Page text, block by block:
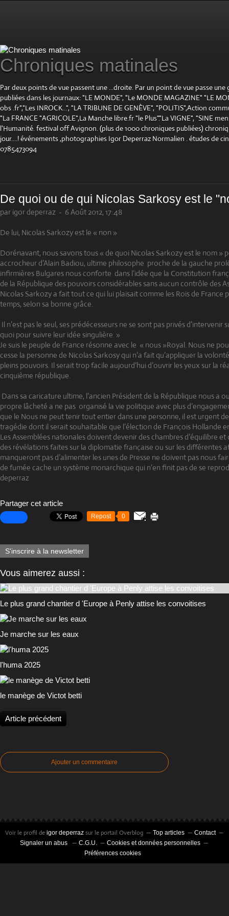
Chroniques matinales
Par deux points de vue passent une ...droite. Par un point de vue passe
publiées dans les journaux: "LE MONDE", "Le MONDE MAGAZINE" "LE
obs .fr","Les INROCK...", "LA TRIBUNE DE GENÈVE", "POLITIS",Action
"La FRANCE "AGRICOLE",La Manche libre.fr "le Plus"."La VIGNE", "SINE
l'Humanité. festival off Avignon. (plus de 1000 chroniques publiées)
jour....! événements ,photographies Igor Deperraz Normalien . études de
0785473094
De quoi ou de qui Nicolas Sarkosy est le
par igor deperraz - 6 Août 2012, 17:48
De lui, Nicolas Sarkozy est le « non »
Dorénavant, nous savons tous « de quoi Nicolas Sarkozy est le nom »
accrocheur d’Alain Badiou, ultime philosophe proche de la gauche
infirmières Bulgares nous conforte dans l’idée que la Constitution
de la République des pouvoirs considérables sans aucun contrôle des
Nicolas Sarkozy a fait tout ce qui lui plaisait comme les Rois de France
temps, selon sa bonne grâce.
Il n’est pas le seul, ses prédécesseurs ne se sont pas privés d’intervenir
quoi pour suivre leur idée singulière. »
Je suis le peuple de France résonne avec le « nous »Royal. Nous ne
cesse la personne de Nicolas Sarkosy qui n’a fait qu’appliquer la
pleins pouvoirs. Il serait trop facile aujourd’hui d’ouvrir les yeux sur la
cinquième république.
Dans sa caricature ultime, l’ancien Président de la République nous a
propre lâcheté a ne pas organisé la vie politique avec plus
que le Nous ne peut tenir tout entier dans une personne, il est urgent
tragédie dont il serait souhaitable que l’élection de François Hollande
Les Assemblées nationales doivent devenir des chambres d’équilibre et
des révélations faites sur la diplomatie française ou sur les différentes
manqueront pas d’alimenter les unes de Presse ne doivent pas nous
de fumée cache un système monarchique qui n’en finit pas de se
deperraz
Partager cet article
Repost 0
S'inscrire à la newsletter
Vous aimerez aussi :
Le plus grand chantier d 'Europe à Penly attise les convoitises
Je marche sur les eaux
l'huma 2025
le manège de Victot betti
Article précédent
Ajouter un commentaire
Voir le profil de igor deperraz sur le portail Overblog Top articles
Contact
Signaler un abus
C.G.U.
Cookies et données personnelles
Préférences cookies